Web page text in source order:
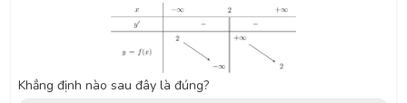
Khẳng định nào sau đây là đúng?